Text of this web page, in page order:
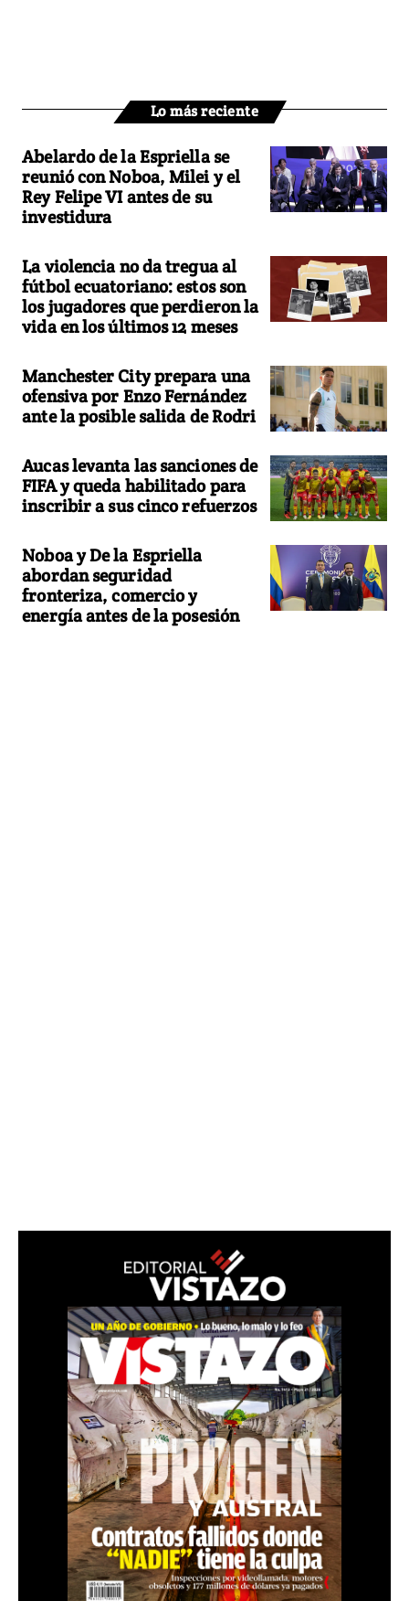
Lo más reciente
Abelardo de la Espriella se
reunió con Noboa, Milei y el
Rey Felipe VI antes de su
investidura
La violencia no da tregua al
fútbol ecuatoriano: estos son
los jugadores que perdieron la
vida en los últimos 12 meses
Manchester City prepara una
ofensiva por Enzo Fernández
ante la posible salida de Rodri
Aucas levanta las sanciones de
FIFA y queda habilitado para
inscribir a sus cinco refuerzos
Noboa y De la Espriella
abordan seguridad
fronteriza, comercio y
energía antes de la posesión